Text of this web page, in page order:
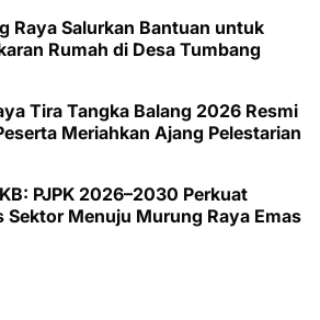
Raya Salurkan Bantuan untuk
Rumah di Desa Tumbang
Tira Tangka Balang 2026 Resmi
Meriahkan Ajang Pelestarian
PJPK 2026–2030 Perkuat
Sektor Menuju Murung Raya Emas